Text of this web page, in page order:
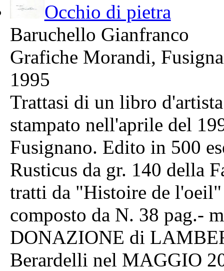
Occhio di pietra
Baruchello Gianfranco
Grafiche Morandi,
1995
Trattasi di un libro
stampato nell'aprile del
Fusignano. Edito in 500
Rusticus da gr. 140 della
tratti da "Histoire de
composto da N. 38 pag.-
DONAZIONE di
Berardelli nel MAGGIO